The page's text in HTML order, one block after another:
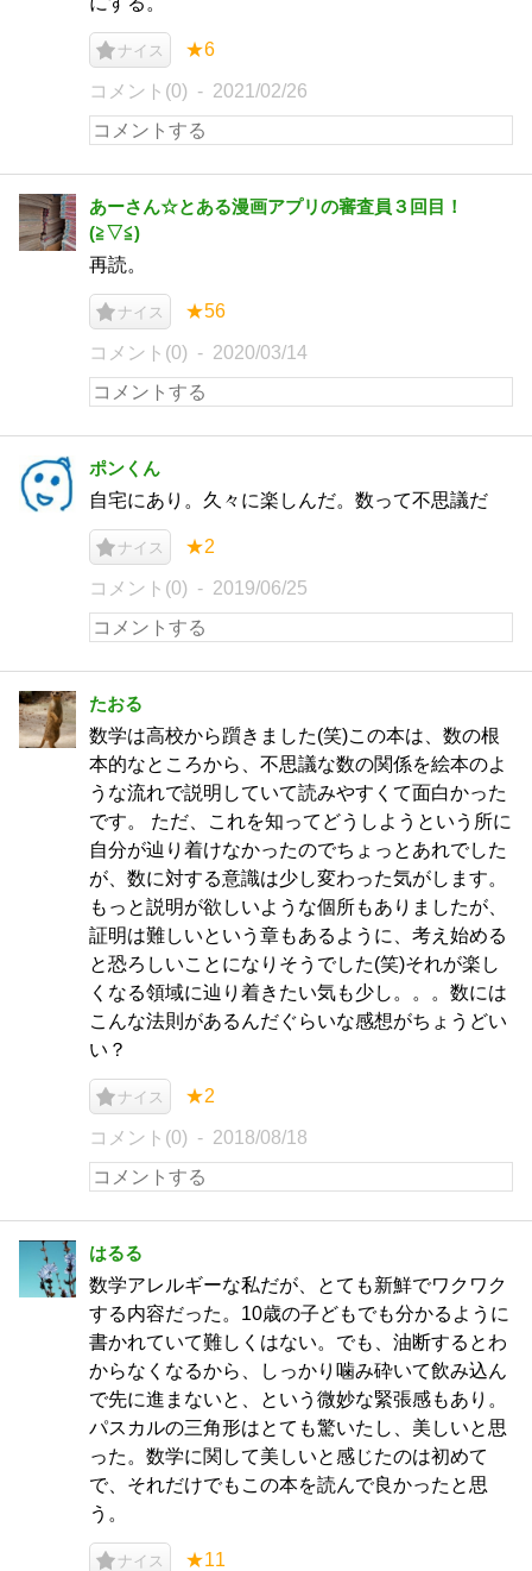
ナイス ★6
コメント(0) 2021/02/26
あーさん☆とある漫画アプリの審査員３回目！
(⁠≧⁠▽⁠≦⁠)
再読。
ナイス ★56
コメント(0) 2020/03/14
ポンくん
自宅にあり。久々に楽しんだ。数って不思議だ
ナイス ★2
コメント(0) 2019/06/25
たおる
数学は高校から躓きました(笑)この本は、数の根
本的なところから、不思議な数の関係を絵本のよ
うな流れで説明していて読みやすくて面白かった
です。 ただ、これを知ってどうしようという所に
自分が辿り着けなかったのでちょっとあれでした
が、数に対する意識は少し変わった気がします。
もっと説明が欲しいような個所もありましたが、
証明は難しいという章もあるように、考え始める
と恐ろしいことになりそうでした(笑)それが楽し
くなる領域に辿り着きたい気も少し。。。数には
こんな法則があるんだぐらいな感想がちょうどい
い？
ナイス ★2
コメント(0) 2018/08/18
はるる
数学アレルギーな私だが、とても新鮮でワクワク
する内容だった。10歳の子どもでも分かるように
書かれていて難しくはない。でも、油断するとわ
からなくなるから、しっかり噛み砕いて飲み込ん
で先に進まないと、という微妙な緊張感もあり。
パスカルの三角形はとても驚いたし、美しいと思
った。数学に関して美しいと感じたのは初めて
で、それだけでもこの本を読んで良かったと思
う。
ナイス ★11